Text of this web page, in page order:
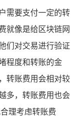
需要支付一定的转
就像是给区块链网
们对交易进行验证
程度和转账的金
转账费用会相对较
多，转账费用也会
理考虑转账费